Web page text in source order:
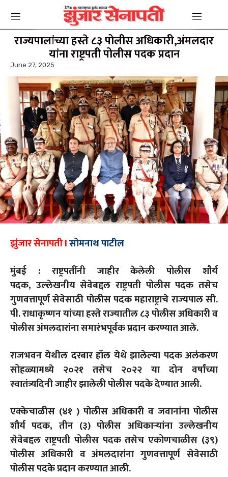
राज्यपालांच्या हस्ते ८३ पोलीस अधिकारी,अंमलदार
यांना राष्ट्रपती पोलीस पदक प्रदान
June 27, 2025
झुंजार सेनापती lसोमनाथ पाटील
मुंबई : राष्ट्रपतींनी जाहीर केलेली पोलीस शौर्य
पदक, उल्लेखनीय सेवेबद्दल राष्ट्रपती पोलीस पदक तसेच
गुणवत्तापूर्ण सेवेसाठी पोलीस पदक महाराष्ट्राचे राज्यपाल सी.
पी. राधाकृष्णन यांच्या हस्ते राज्यातील ८३ पोलीस अधिकारी व
पोलीस अंमलदारांना समारंभपूर्वक प्रदान करण्यात आले.
राजभवन येथील दरबार हॉल येथे झालेल्या पदक अलंकरण
सोहळ्यामध्ये २०२१ तसेच २०२२ या दोन वर्षांच्या
स्वातंत्र्यदिनी जाहीर झालेली पोलीस पदके देण्यात आली.
एक्केचाळीस (४१ ) पोलीस अधिकारी व जवानांना पोलीस
शौर्य पदक, तीन (३) पोलीस अधिकाऱ्यांना उल्लेखनीय
सेवेबद्दल राष्ट्रपती पोलीस पदक तसेच एकोणचाळीस (३९)
पोलीस अधिकारी व अंमलदारांना गुणवत्तापूर्ण सेवेसाठी
पोलीस पदके प्रदान करण्यात आली.